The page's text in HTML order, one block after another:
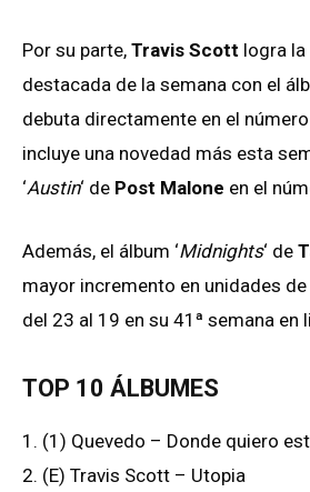
Por su parte, Travis Scott logra
destacada de la semana con el
debuta directamente en el
incluye una novedad más esta
‘Austin‘ de Post Malone en el
Además, el álbum ‘Midnights‘ de
mayor incremento en unidades
del 23 al 19 en su 41ª semana en
TOP 10 ÁLBUMES
1. (1) Quevedo – Donde quiero
2. (E) Travis Scott – Utopia